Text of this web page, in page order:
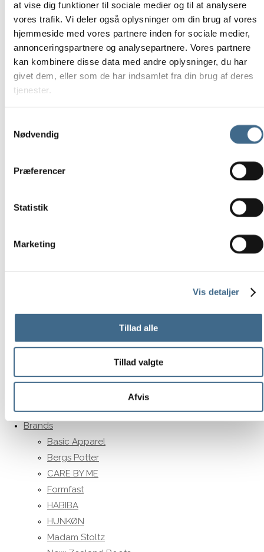
at vise dig funktioner til sociale medier og til at analysere
vores trafik. Vi deler også oplysninger om din brug af vores
hjemmeside med vores partnere inden for sociale medier,
annonceringspartnere og analysepartnere. Vores partnere
kan kombinere disse data med andre oplysninger, du har
givet dem, eller som de har indsamlet fra din brug af deres
tjenester.
Nødvendig
Præferencer
Statistik
Marketing
Vis detaljer
Tillad alle
Tillad valgte
Afvis
A3
A4
Tøj og Fodtøj
Overdele
Bluser
Skjorter
Strømper og sokker
Udsalg
Personligt tilbehør
Tøj og sko
Gavekort
Brands
Basic Apparel
Bergs Potter
CARE BY ME
Formfast
HABIBA
HUNKØN
Madam Stoltz